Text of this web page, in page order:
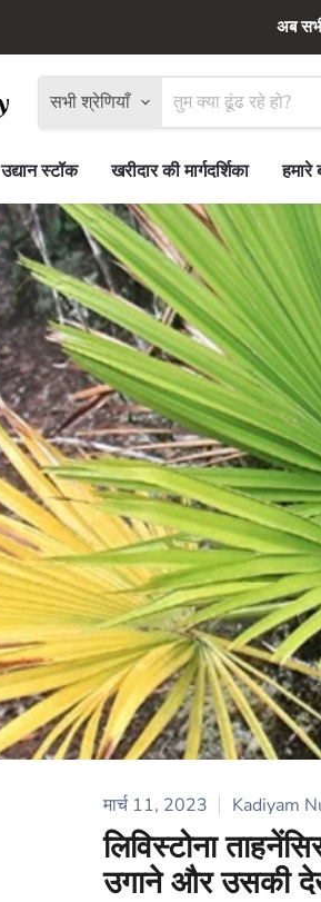
अब
सभी श्रेणियाँ
उद्यान स्टॉक खरीदार की मार्गदर्शिका हमारे
मार्च 11, 2023 Kadiyam
लिविस्टोना
उगाने और उसकी